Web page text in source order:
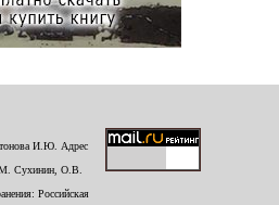
И.Ю. Адрес
Сухинин, О.В.
Российская